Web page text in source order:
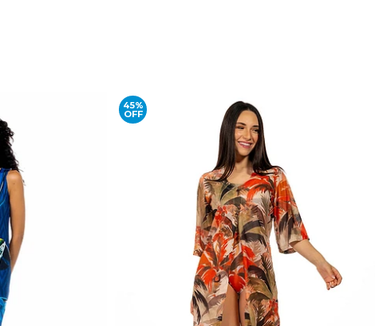
45%
OFF